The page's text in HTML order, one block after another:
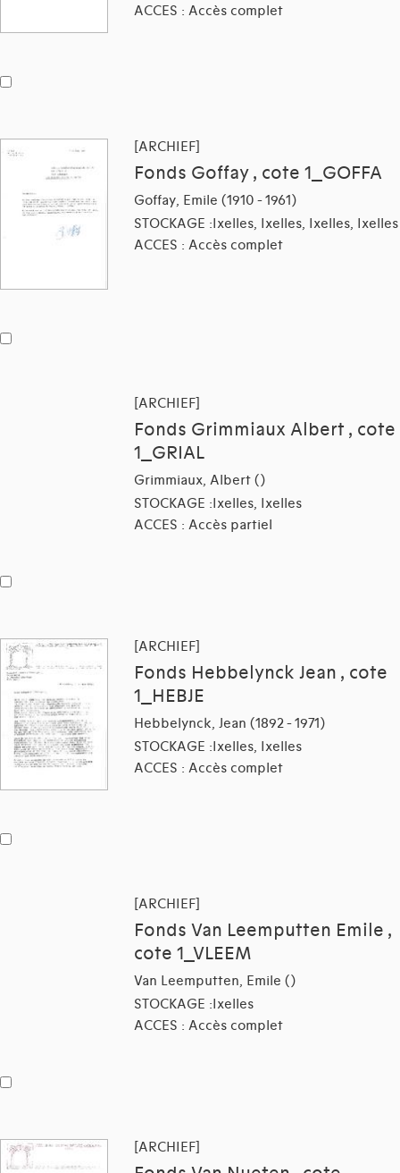
ACCES : Accès complet
[ARCHIEF]
Fonds Goffay , cote 1_GOFFA
Goffay, Emile (1910 - 1961)
STOCKAGE :Ixelles, Ixelles, Ixelles, Ixelles
ACCES : Accès complet
[ARCHIEF]
Fonds Grimmiaux Albert , cote
1_GRIAL
Grimmiaux, Albert ()
STOCKAGE :Ixelles, Ixelles
ACCES : Accès partiel
[ARCHIEF]
Fonds Hebbelynck Jean , cote
1_HEBJE
Hebbelynck, Jean (1892 - 1971)
STOCKAGE :Ixelles, Ixelles
ACCES : Accès complet
[ARCHIEF]
Fonds Van Leemputten Emile ,
cote 1_VLEEM
Van Leemputten, Emile ()
STOCKAGE :Ixelles
ACCES : Accès complet
[ARCHIEF]